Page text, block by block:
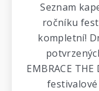
Seznam
ročníku
kompletní!
EMBRACE